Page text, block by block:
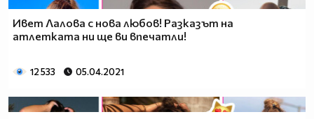
Ивет Лалова с нова любов! Разказът на
атлетката ни ще ви впечатли!
12 533 05.04.2021